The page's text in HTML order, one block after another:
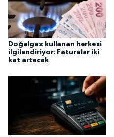
Doğalgaz kullanan herkesi
ilgilendiriyor: Faturalar iki
kat artacak